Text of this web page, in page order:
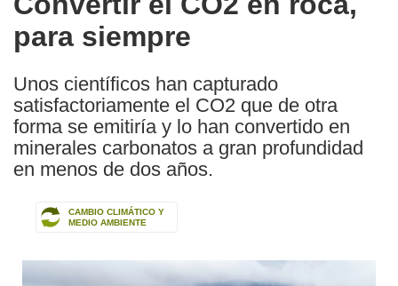
languages:
para siempre
Unos científicos han capturado
satisfactoriamente el CO2 que de otra
forma se emitiría y lo han convertido en
minerales carbonatos a gran profundidad
en menos de dos años.
CAMBIO CLIMÁTICO Y
MEDIO AMBIENTE